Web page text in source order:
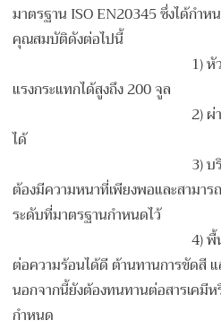
มาตรฐาน ISO EN20345 ซึ่งได้กำห
คุณสมบัติดังต่อไปนี้
1) หั
แรงกระแทกได้สูงถึง 200 จูล
2) ผ่
ได้
3) บ
ต้องมีความหนาที่เพียงพอและสามาร
ระดับที่มาตรฐานกำหนดไว้
4) พื้
ต่อความร้อนได้ดี ต้านทานการขัดสี
นอกจากนี้ยังต้องทนทานต่อสารเคมี
กำหนด